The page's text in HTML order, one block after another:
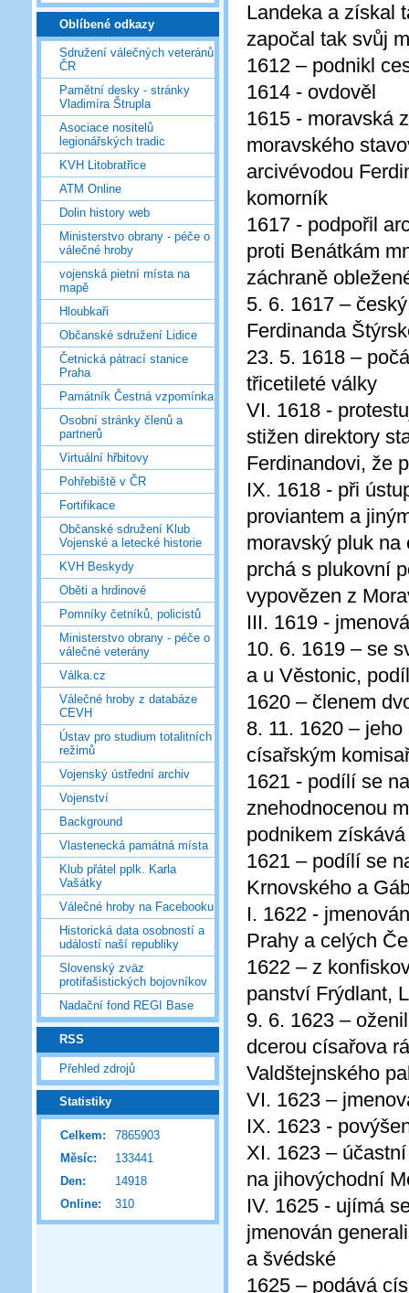
Oblíbené odkazy
Sdružení válečných veteránů
ČR
Pamětní desky - stránky
Vladimíra Štrupla
Asociace nositelů
legionářských tradic
KVH Litobratřice
ATM Online
Dolin history web
Ministerstvo obrany - péče o
válečné hroby
vojenská pietní místa na
mapě
Hloubkaři
Občanské sdružení Lidice
Četnická pátrací stanice
Praha
Památník Čestná vzpomínka
Osobní stránky členů a
partnerů
Virtuální hřbitovy
Pohřebiště v ČR
Fortifikace
Občanské sdružení Klub
Vojenské a letecké historie
KVH Beskydy
Oběti a hrdinové
Pomníky četníků, policistů
Ministerstvo obrany - péče o
válečné veterány
Válka.cz
Válečné hroby z databáze
CEVH
Ústav pro studium totalitních
režimů
Vojenský ústřední archiv
Vojenství
Background
Vlastenecká památná místa
Klub přátel pplk. Karla
Vašátky
Válečné hroby na Facebooku
Historická data osobností a
událostí naší republiky
Slovenský zväz
protifašistických bojovníkov
Nadační fond REGI Base
RSS
Přehled zdrojů
Statistiky
Online: 310
Celkem:
7865903
Měsíc:
133441
Den:
14918
Landeka a získal
započal tak svůj
1612 – podnikl
1614 - ovdověl
1615 - moravská
moravského
arcivévodou
komorník
1617 - podpořil
proti Benátkám
záchraně
5. 6. 1617 –
Ferdinanda
23. 5. 1618 –
třicetileté války
VI. 1618 -
stižen direktory
Ferdinandovi, že
IX. 1618 - při
proviantem a
moravský pluk
prchá s plukovní
vypovězen z
III. 1619 -
10. 6. 1619 – se
a u Věstonic,
1620 – členem
8. 11. 1620 –
císařským
1621 - podílí se
znehodnocenou
podnikem
1621 – podílí se
Krnovského a
I. 1622 -
Prahy a celých
1622 – z
panství Frýdlant,
9. 6. 1623 –
dcerou císařova
Valdštejnského
VI. 1623 –
IX. 1623 -
XI. 1623 –
na jihovýchodní
IV. 1625 - ujímá
jmenován
a švédské
1625 – podává